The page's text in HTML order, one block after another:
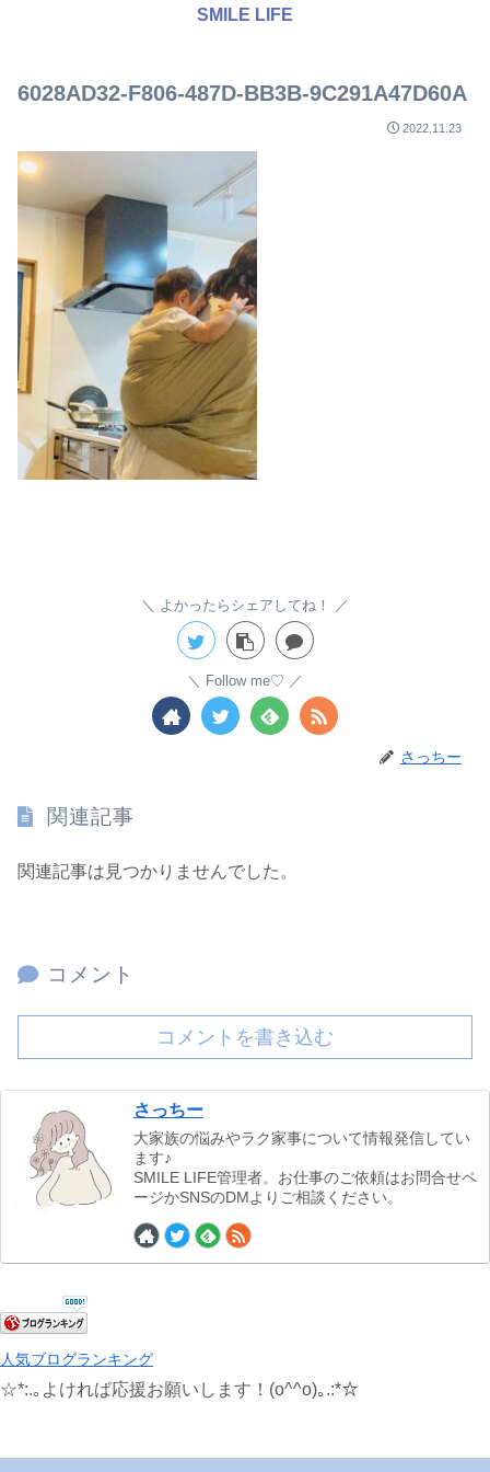
SMILE LIFE
6028AD32-F806-487D-BB3B-9C291A47D60A
2022.11.23
よかったらシェアしてね！
Follow me♡
さっちー
関連記事
関連記事は見つかりませんでした。
コメント
コメントを書き込む
さっちー
大家族の悩みやラク家事について情報発信してい
ます♪
SMILE LIFE管理者。お仕事のご依頼はお問合せペ
ージかSNSのDMよりご相談ください。
人気ブログランキング
☆*:.｡よければ応援お願いします！(o^^o)｡.:*☆